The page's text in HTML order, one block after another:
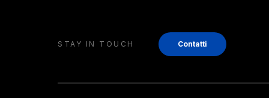
STAY IN TOUCH Contatti